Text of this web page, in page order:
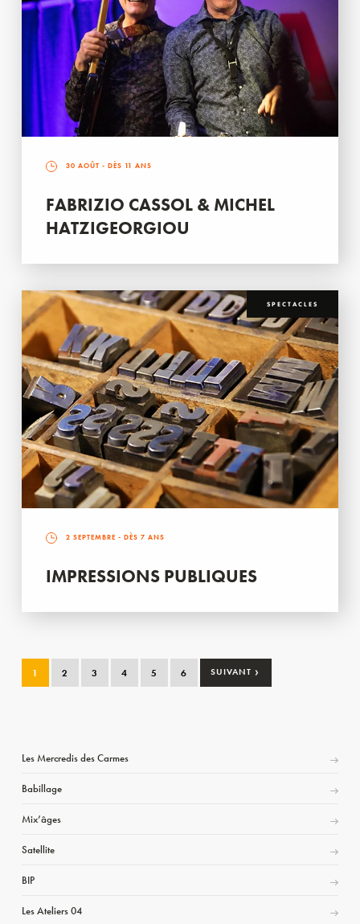
30 AOÛT - DÈS 11 ANS
FABRIZIO CASSOL & MICHEL
HATZIGEORGIOU
SPECTACLES
2 SEPTEMBRE - DÈS 7 ANS
IMPRESSIONS PUBLIQUES
1 2 3 4 5 6 SUIVANT ›
Les Mercredis des Carmes
Babillage
Mix’âges
Satellite
BIP
Les Ateliers 04